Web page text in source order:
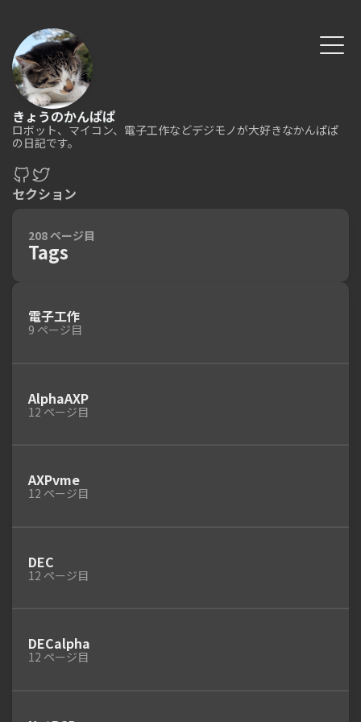
きょうのかんぱぱ
ロボット、マイコン、電子工作などデジモノが大好きなかんぱぱ
の日記です。
セクション
208 ページ目
Tags
電子工作
9 ページ目
AlphaAXP
12 ページ目
AXPvme
12 ページ目
DEC
12 ページ目
DECalpha
12 ページ目